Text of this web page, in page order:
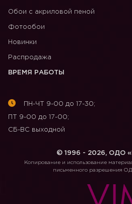
Обои с акриловой пеной
Фотообои
Новинки
Распродажа
ВРЕМЯ РАБОТЫ
ПН-ЧТ 9-00 до 17-30;
ПТ 9-00 до 17-00;
СБ-ВС выходной
© 1996 - 2026, ОДО
Копирование и использование
письменного разрешения